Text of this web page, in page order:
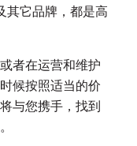
其它品牌，都是高
者在运营和维护
候按照适当的价
与您携手，找到